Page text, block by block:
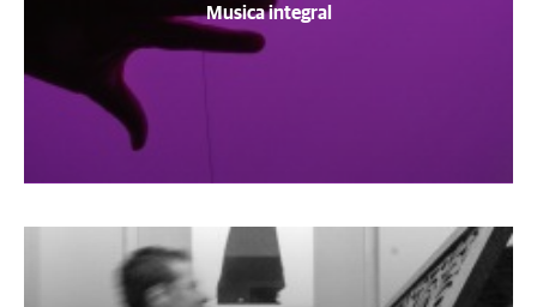
Musica integral